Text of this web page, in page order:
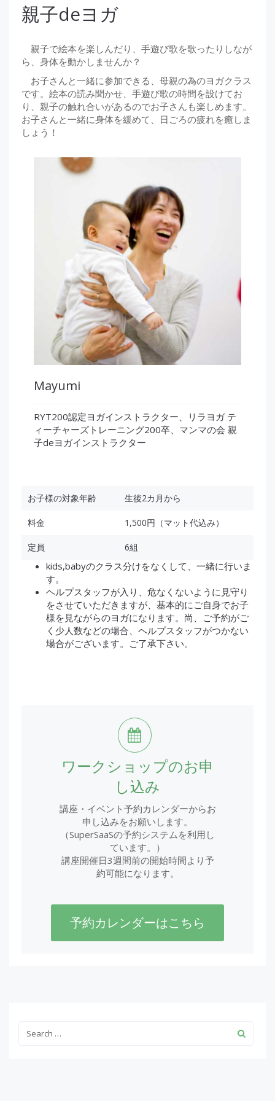
親子deヨガ
親子で絵本を楽しんだり、手遊び歌を歌ったりしなが
ら、身体を動かしませんか？
お子さんと一緒に参加できる、母親の為のヨガクラス
です。絵本の読み聞かせ、手遊び歌の時間を設けてお
り、親子の触れ合いがあるのでお子さんも楽しめます。
お子さんと一緒に身体を緩めて、日ごろの疲れを癒しま
しょう！
Mayumi
RYT200認定ヨガインストラクター、リラヨガ テ
ィーチャーズトレーニング200卒、マンマの会 親
子deヨガインストラクター
お子様の対象年齢 生後2カ月から
料金 1,500円（マット代込み）
定員 6組
kids,babyのクラス分けをなくして、一緒に行いま
す。
ヘルプスタッフが入り、危なくないように見守り
をさせていただきますが、基本的にご自身でお子
様を見ながらのヨガになります。尚、ご予約がご
く少人数などの場合、ヘルプスタッフがつかない
場合がございます。ご了承下さい。
ワークショップのお申
し込み
講座・イベント予約カレンダーからお
申し込みをお願いします。
（SuperSaaSの予約システムを利用し
ています。）
講座開催日3週間前の開始時間より予
約可能になります。
予約カレンダーはこちら